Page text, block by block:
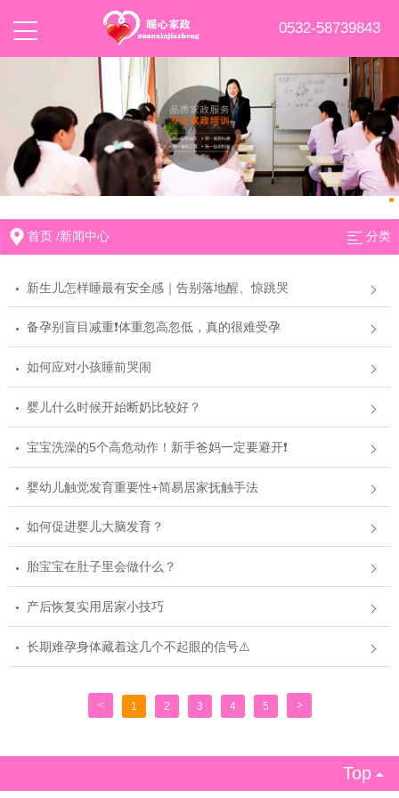
0532-58739843
首页 /新闻中心 分类
新生儿怎样睡最有安全感｜告别落地醒、惊跳哭
备孕别盲目减重❗体重忽高忽低，真的很难受孕
如何应对小孩睡前哭闹
婴儿什么时候开始断奶比较好？
宝宝洗澡的5个高危动作！新手爸妈一定要避开❗
婴幼儿触觉发育重要性+简易居家抚触手法
如何促进婴儿大脑发育？
胎宝宝在肚子里会做什么？
产后恢复实用居家小技巧
长期难孕身体藏着这几个不起眼的信号⚠️
< 1 2 3 4 5 >
Top